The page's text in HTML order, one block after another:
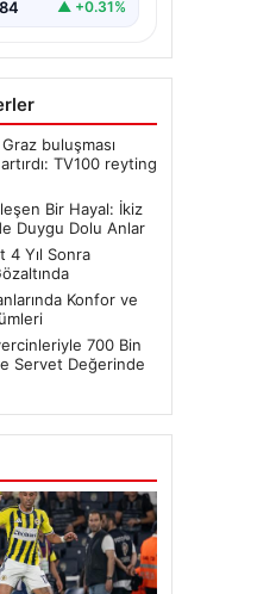
▲ +0.31%
buluşması
TV100 reyting
Bir Hayal: İkiz
Duygu Dolu Anlar
4 Yıl Sonra
Konfor ve
700 Bin
Servet Değerinde